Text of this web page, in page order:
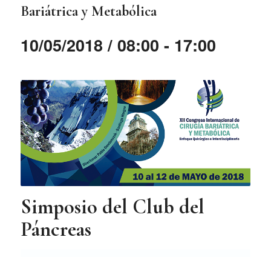
Bariátrica y Metabólica
10/05/2018 / 08:00 - 17:00
Simposio del Club del
Páncreas